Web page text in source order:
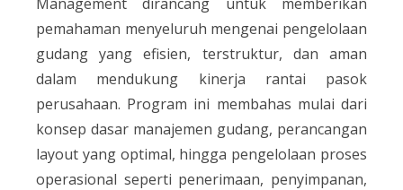
pemahaman menyeluruh mengenai pengelolaan
gudang yang efisien, terstruktur, dan aman
dalam mendukung kinerja rantai pasok
perusahaan. Program ini membahas mulai dari
konsep dasar manajemen gudang, perancangan
layout yang optimal, hingga pengelolaan proses
operasional seperti penerimaan, penyimpanan,